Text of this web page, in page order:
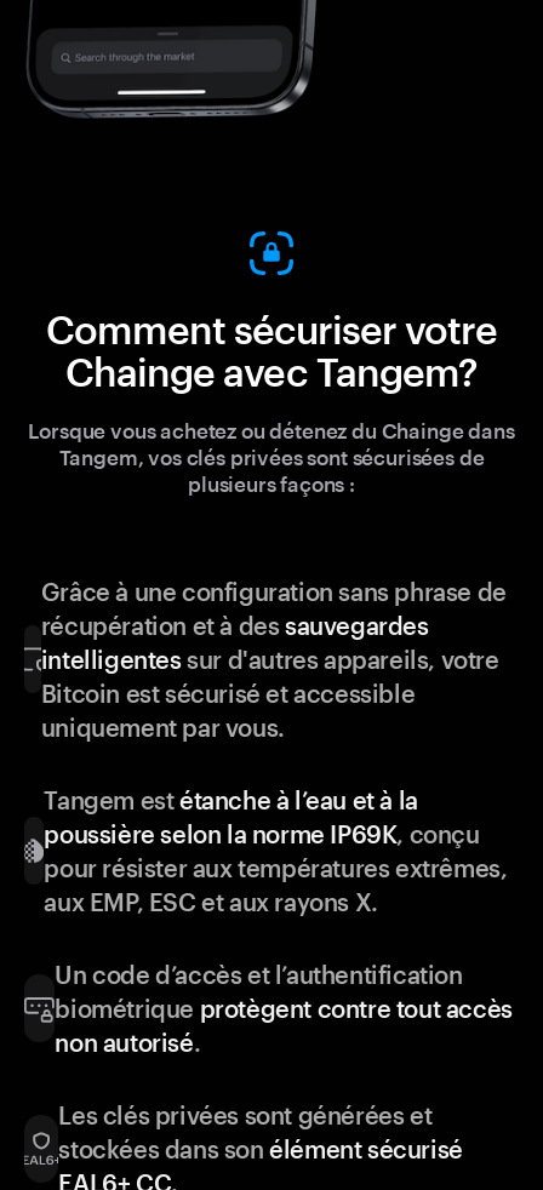
Comment sécuriser votre
Chainge avec Tangem?
Lorsque vous achetez ou détenez du Chainge dans
Tangem, vos clés privées sont sécurisées de
plusieurs façons :
Grâce à une configuration sans phrase de
récupération et à dessauvegardes
intelligentessur d'autres appareils, votre
Bitcoin est sécurisé et accessible
uniquement par vous.
Tangem estétanche à l’eau et à la
poussière selon la norme IP69K, conçu
pour résister aux températures extrêmes,
aux EMP, ESC et aux rayons X.
Un code d’accès et l’authentification
biométrique protègent contre tout accès
non autorisé.
Les clés privées sont générées et
stockées dans sonélément sécurisé
EAL6+ CC.